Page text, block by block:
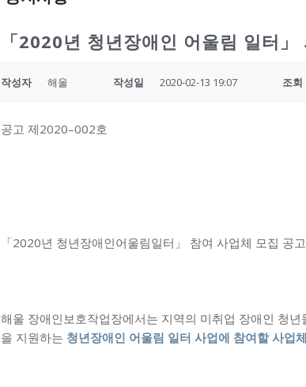
「2020년 청년장애인 어울림 일터
작성자 해울 작성일 2020-02-13 19:07 조회
공고 제2020–002호
「2020년 청년장애인어울림일터」 참여 사업체 모집 공고
해울 장애인보호작업장에서는 지역의 미취업 장애인 청
을 지원하는 청년장애인 어울림 일터 사업에 참여할 사업